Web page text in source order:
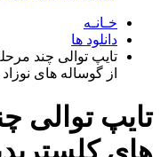
خـانـه
دانلود ها
تایپ توالی چند
از گوساله های
تایپ توالی